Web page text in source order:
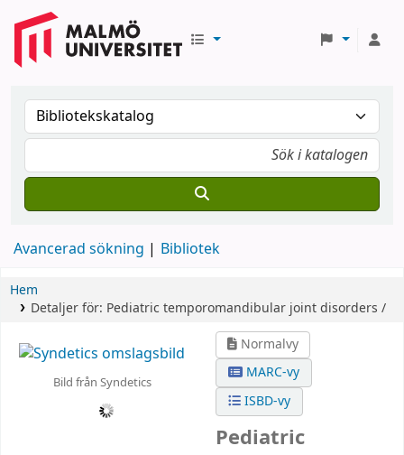
Avancerad sökning Bibliotek
Hem
Detaljer för: Pediatric temporomandibular joint disorders /
Bild från Syndetics
Normalvy
MARC-vy
ISBD-vy
Pediatric